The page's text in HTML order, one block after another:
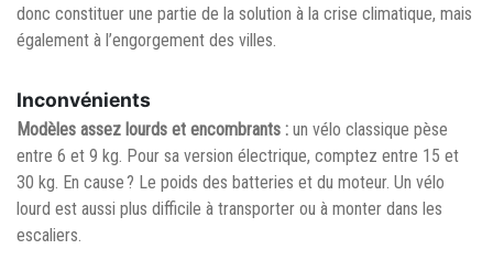
donc constituer une partie de la solution à la crise climatique, mais
également à l’engorgement des villes.
Inconvénients
Modèles assez lourds et encombrants : un vélo classique pèse
entre 6 et 9 kg. Pour sa version électrique, comptez entre 15 et
30 kg. En cause ? Le poids des batteries et du moteur. Un vélo
lourd est aussi plus difficile à transporter ou à monter dans les
escaliers.